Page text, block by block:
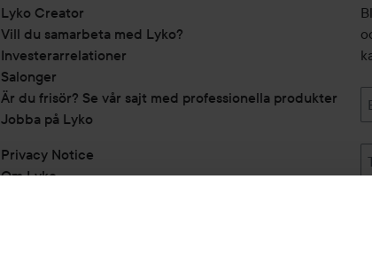
Lyko Creator
Vill du samarbeta med Lyko?
Investerarrelationer
Salonger
Är du frisör? Se vår sajt med professionella produkter
Jobba på Lyko
Privacy Notice
Om Lyko